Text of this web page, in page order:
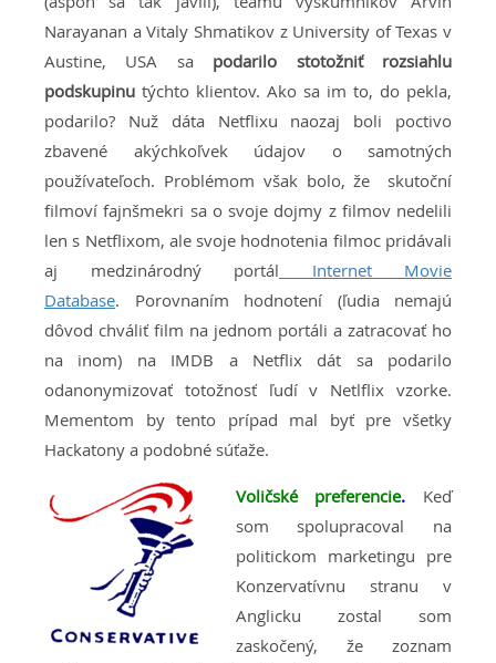
Narayanan a Vitaly Shmatikov z University of Texas v
Austine, USA sa podarilo stotožniť rozsiahlu
podskupinu týchto klientov. Ako sa im to, do pekla,
podarilo? Nuž dáta Netflixu naozaj boli poctivo
zbavené akýchkoľvek údajov o samotných
používateľoch. Problémom však bolo, že skutoční
filmoví fajnšmekri sa o svoje dojmy z filmov nedelili
len s Netflixom, ale svoje hodnotenia filmoc pridávali
aj medzinárodný portál Internet Movie
Database. Porovnaním hodnotení (ľudia nemajú
dôvod chváliť film na jednom portáli a zatracovať ho
na inom) na IMDB a Netflix dát sa podarilo
odanonymizovať totožnosť ľudí v Netlflix vzorke.
Mementom by tento prípad mal byť pre všetky
Hackatony a podobné súťaže.
Voličské preferencie. Keď
som spolupracoval na
politickom marketingu pre
Konzervatívnu stranu v
Anglicku zostal som
zaskočený, že zoznam